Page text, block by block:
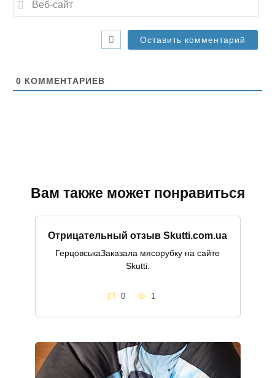
l
0 КОММЕНТАРИЕВ
Вам также может понравиться
Отрицательный отзыв Skutti.com.ua
ГерцовськаЗаказала мясорубку на сайте
Skutti.
0 1